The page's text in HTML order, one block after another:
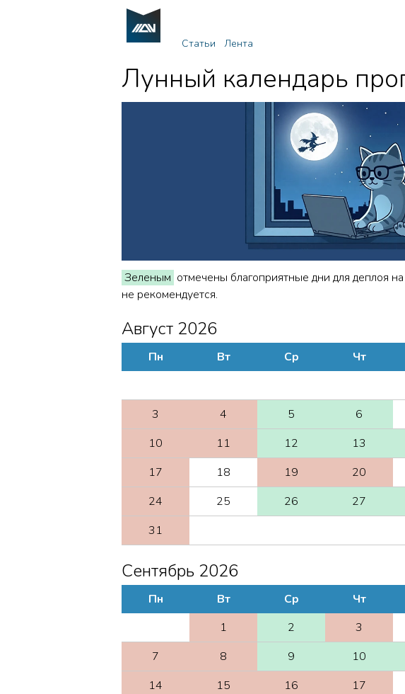
Статьи
Лента
Лунный календарь
Зеленым отмечены благоприятные дни для деплоя
не рекомендуется.
Август 2026
Пн Вт Ср Чт
3
4 5 6
10
11 12 13
17
18 19 20
24
25 26 27
31
Сентябрь 2026
Пн Вт Ср Чт
1
2 3
7
8 9 10
14
15 16 17